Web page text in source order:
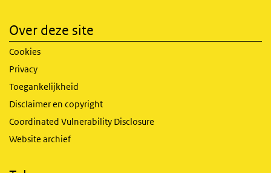
Over deze site
Cookies
Privacy
Toegankelijkheid
Disclaimer en copyright
Coordinated Vulnerability Disclosure
Website archief